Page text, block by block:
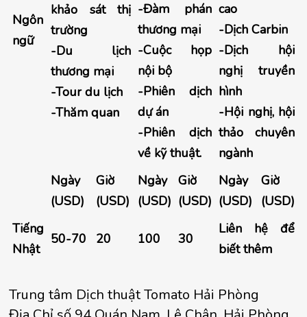
Ngôn
ngữ
khảo sát thị
trường
-Du lịch
thương mại
-Tour du lịch
-Thăm quan
-Đàm phán
thương mại
-Cuộc họp
nội bộ
-Phiên dịch
dự án
-Phiên dịch
về kỹ thuật.
cao
-Dịch Carbin
-Dịch hội
nghị truyền
hình
-Hội nghị, hội
thảo chuyên
ngành
Ngày
(USD)
Giờ
(USD)
Ngày
(USD)
Giờ
(USD)
Ngày
(USD)
Giờ
(USD)
Tiếng
Nhật
50-70 20 100 30
Liên hệ để
biết thêm
Trung tâm Dịch thuật Tomato Hải Phòng